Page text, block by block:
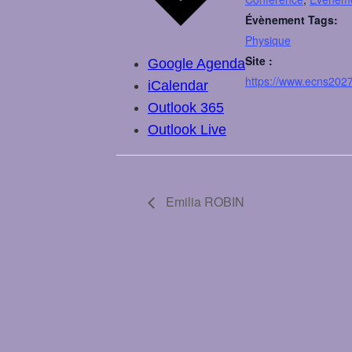
Google Agenda
iCalendar
Outlook 365
Outlook Live
Évènement Tags:
Physique
Site :
https://
Emilia ROBIN